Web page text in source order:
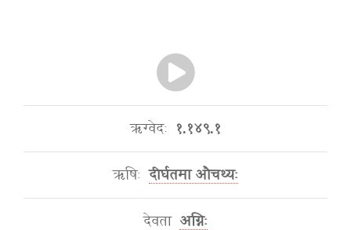
ऋग्वेदः १.१४९.१
ऋषिः दीर्घतमा औचथ्यः
देवता अग्निः